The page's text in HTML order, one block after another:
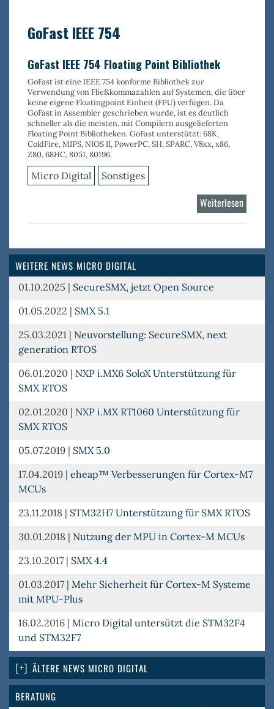
GoFast IEEE 754
GoFast IEEE 754 Floating Point Bibliothek
GoFast ist eine IEEE 754 konforme Bibliothek zur
Verwendung von Fließkommazahlen auf Systemen, die über
keine eigene Floatingpoint Einheit (FPU) verfügen. Da
GoFast in Assembler geschrieben wurde, ist es deutlich
schneller als die meisten, mit Compilern ausgelieferten
Floating Point Bibliotheken. GoFast unterstützt: 68K,
ColdFire, MIPS, NIOS II, PowerPC, SH, SPARC, V8xx, x86,
Z80, 68HC, 8051, 80196.
Micro Digital Sonstiges
Weiterlesen
GoFast
754
WEITERE NEWS MICRO DIGITAL
01.10.2025 | SecureSMX, jetzt Open Source
01.05.2022 | SMX 5.1
25.03.2021 | Neuvorstellung: SecureSMX, next
generation RTOS
06.01.2020 | NXP i.MX6 SoloX Unterstützung für
SMX RTOS
02.01.2020 | NXP i.MX RT1060 Unterstützung für
SMX RTOS
05.07.2019 | SMX 5.0
17.04.2019 | eheap™ Verbesserungen für Cortex-M7
MCUs
23.11.2018 | STM32H7 Unterstützung für SMX RTOS
30.01.2018 | Nutzung der MPU in Cortex-M MCUs
23.10.2017 | SMX 4.4
01.03.2017 | Mehr Sicherheit für Cortex-M Systeme
mit MPU-Plus
16.02.2016 | Micro Digital untersützt die STM32F4
und STM32F7
ÄLTERE NEWS MICRO DIGITAL
BERATUNG